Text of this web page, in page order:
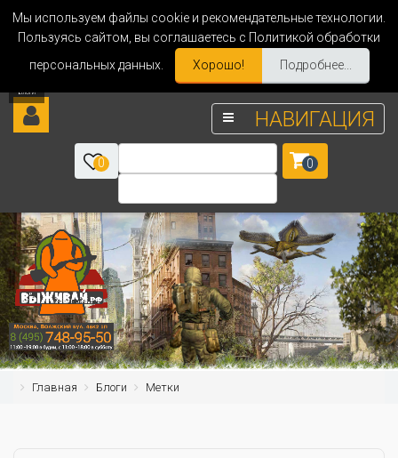
Мы используем файлы cookie и рекомендательные технологии.
Пользуясь сайтом, вы соглашаетесь с Политикой обработки
персональных данных.
Хорошо! Подробнее...
НАВИГАЦИЯ
0 0
Главная Блоги Метки